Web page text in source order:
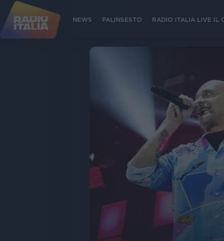
NEWS PALINSESTO RADIO ITALIA LIVE IL